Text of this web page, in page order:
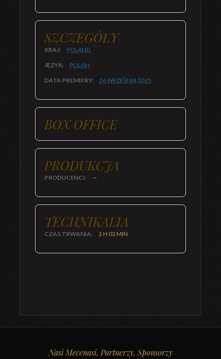
SZCZEGÓŁY
KRAJ: POLAND
JĘZYK: POLISH
DATA PREMIERY: 26 WRZEŚNIA2025
BOX OFFICE
PRODUKCJA
PRODUCENCI: —
TECHNIKALIA
CZAS TRWANIA: 2 H 03 MIN
Nasi Mecenasi, Partnerzy, Sponsorzy